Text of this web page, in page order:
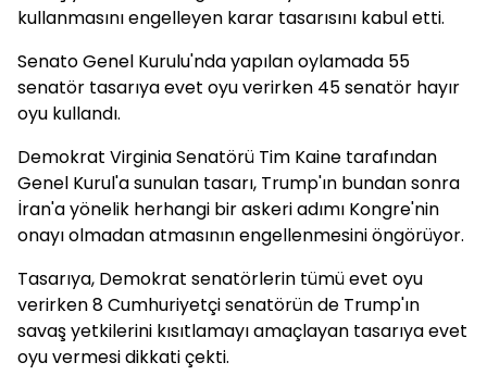
kullanmasını engelleyen karar tasarısını kabul etti.
Senato Genel Kurulu'nda yapılan oylamada 55
senatör tasarıya evet oyu verirken 45 senatör hayır
oyu kullandı.
Demokrat Virginia Senatörü Tim Kaine tarafından
Genel Kurul'a sunulan tasarı, Trump'ın bundan sonra
İran'a yönelik herhangi bir askeri adımı Kongre'nin
onayı olmadan atmasının engellenmesini öngörüyor.
Tasarıya, Demokrat senatörlerin tümü evet oyu
verirken 8 Cumhuriyetçi senatörün de Trump'ın
savaş yetkilerini kısıtlamayı amaçlayan tasarıya evet
oyu vermesi dikkati çekti.